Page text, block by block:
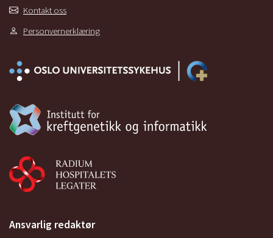
Kontakt oss
Personvernerklæring
Ansvarlig redaktør